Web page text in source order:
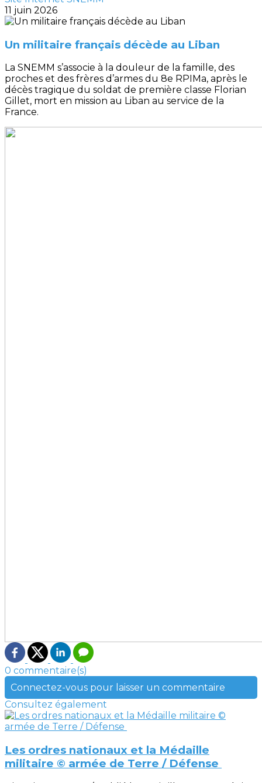
11 juin 2026
Un militaire français décède au Liban
La SNEMM s’associe à la douleur de la famille, des
proches et des frères d’armes du 8e RPIMa, après le
décès tragique du soldat de première classe Florian
Gillet, mort en mission au Liban au service de la
France.
0 commentaire(s)
Connectez-vous pour laisser un commentaire
Consultez également
Les ordres nationaux et la Médaille
militaire © armée de Terre / Défense